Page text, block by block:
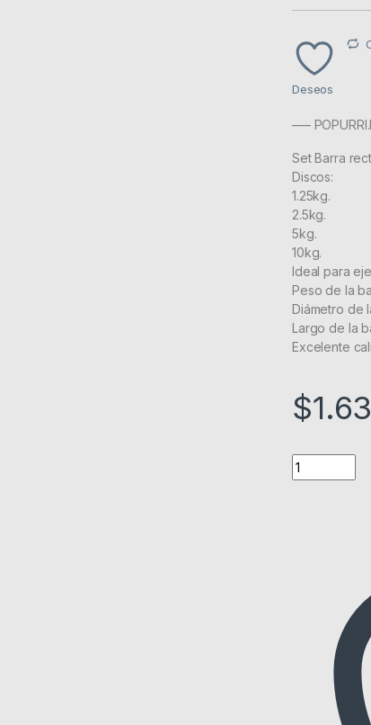
Deseos
—–
Set Barra
Discos:
1.25kg.
2.5kg.
5kg.
10kg.
Ideal para
Peso de la
Diámetro de
Largo de la
Excelente
$
Quantity